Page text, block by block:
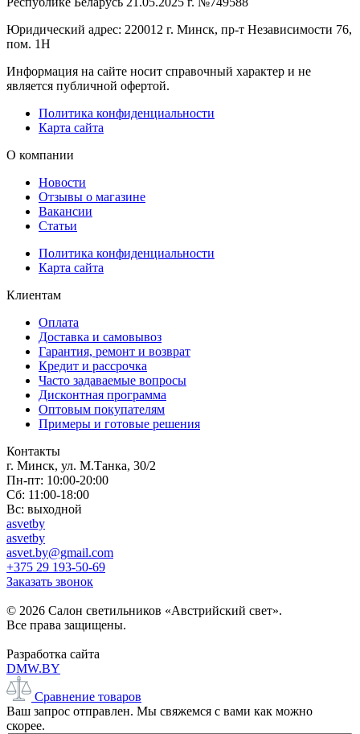
Юридический адрес: 220012 г. Минск, пр-т Независимости 76,
пом. 1Н
Информация на сайте носит справочный характер и не
является публичной офертой.
Политика конфиденциальности
Карта сайта
О компании
Новости
Отзывы о магазине
Вакансии
Статьи
Политика конфиденциальности
Карта сайта
Клиентам
Оплата
Доставка и самовывоз
Гарантия, ремонт и возврат
Кредит и рассрочка
Часто задаваемые вопросы
Дисконтная программа
Оптовым покупателям
Примеры и готовые решения
Контакты
г. Минск, ул. М.Танка, 30/2
Пн-пт: 10:00-20:00
Сб: 11:00-18:00
Вс: выходной
asvetby
asvetby
asvet.by@gmail.com
+375 29 193-50-69
Заказать звонок
© 2026 Салон светильников «Австрийский свет».
Все права защищены.
Разработка сайта
DMW.BY
Сравнение товаров
Ваш запрос отправлен. Мы свяжемся с вами как можно
скорее.